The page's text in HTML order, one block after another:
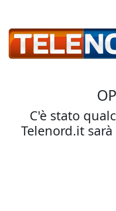
C'è stato
Telenord.it